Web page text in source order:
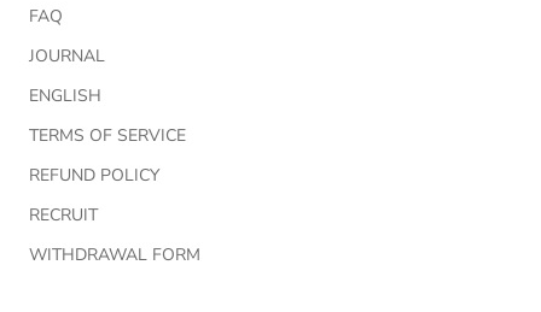
FAQ
JOURNAL
ENGLISH
TERMS OF SERVICE
REFUND POLICY
RECRUIT
WITHDRAWAL FORM